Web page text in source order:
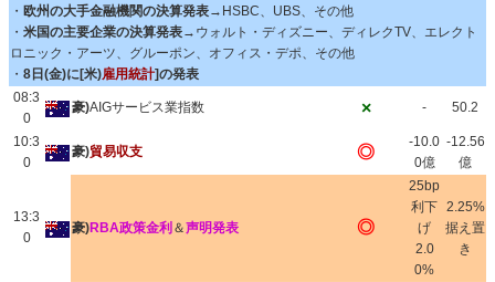
・ 欧州の大手金融機関の決算発表→HSBC、UBS、その他
・ 米国の主要企業の決算発表→ウォルト・ディズニー、ディレクTV、エレクト
ロニック・アーツ、グルーポン、オフィス・デポ、その他
・ 8日(金)に[米)雇用統計]の発表
08:3
0
豪)AIGサービス業指数 × - 50.2
10:3
0
豪)貿易収支 ◎
-10.0
0億
-12.56
億
13:3
0
豪)RBA政策金利 ＆声明発表 ◎
25bp
利下
げ
2.0
0%
2.25%
据え置
き